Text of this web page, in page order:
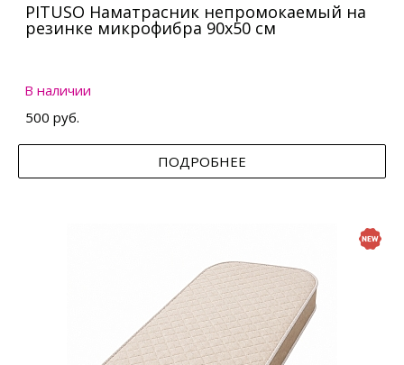
PITUSO Наматрасник непромокаемый на
резинке микрофибра 90х50 см
В наличии
500 руб.
ПОДРОБНЕЕ